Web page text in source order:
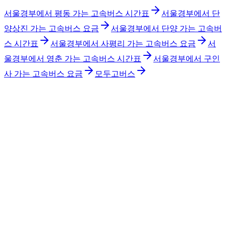
서울경부에서 평동 가는 고속버스 시간표
서울경부에서 단
양상진 가는 고속버스 요금
서울경부에서 단양 가는 고속버
스 시간표
서울경부에서 사평리 가는 고속버스 요금
서
울경부에서 영춘 가는 고속버스 시간표
서울경부에서 구인
사 가는 고속버스 요금
모두고버스